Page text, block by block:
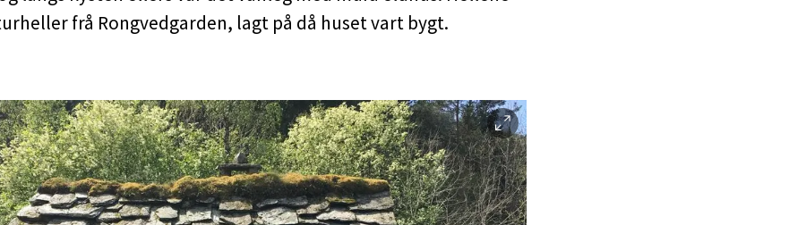
frå Rongvedgarden, lagt på då huset vart bygt.